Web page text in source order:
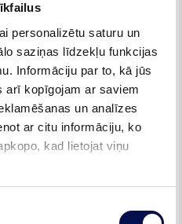
personalizētu saturu un
saziņas līdzekļu funkcijas
Informāciju par to, kā jūs
arī kopīgojam ar saviem
un analīzes
ar citu informāciju, ko
kad lietojat viņu
melnu lamināta
interjeru. Protams, ka
aizmirst par skaņas izolāciju
šeit nekādi kompromisi